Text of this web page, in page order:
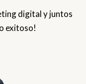
digital y juntos
exitoso!